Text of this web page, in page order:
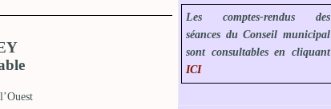
Les comptes-rendus des
séances du Conseil municipal
sont consultables en cliquant
ICI